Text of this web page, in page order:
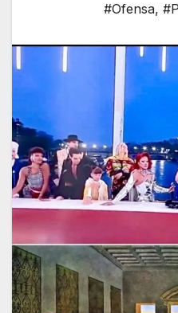
#Ofensa,